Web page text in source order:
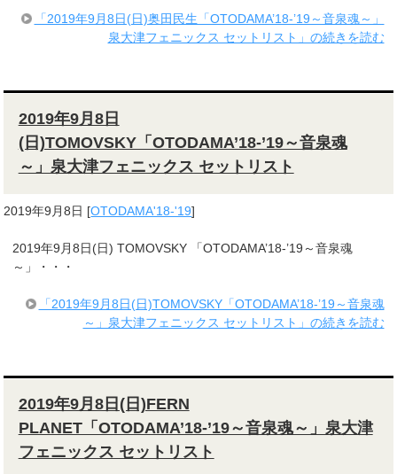
「2019年9月8日(日)奥田民生「OTODAMA’18-’19～音泉魂～」
泉大津フェニックス セットリスト」の続きを読む
2019年9月8日
(日)TOMOVSKY「OTODAMA’18-’19～音泉魂
～」泉大津フェニックス セットリスト
2019年9月8日 [OTODAMA'18-'19]
2019年9月8日(日) TOMOVSKY 「OTODAMA’18-’19～音泉魂
～」・・・
「2019年9月8日(日)TOMOVSKY「OTODAMA’18-’19～音泉魂
～」泉大津フェニックス セットリスト」の続きを読む
2019年9月8日(日)FERN
PLANET「OTODAMA’18-’19～音泉魂～」泉大津
フェニックス セットリスト